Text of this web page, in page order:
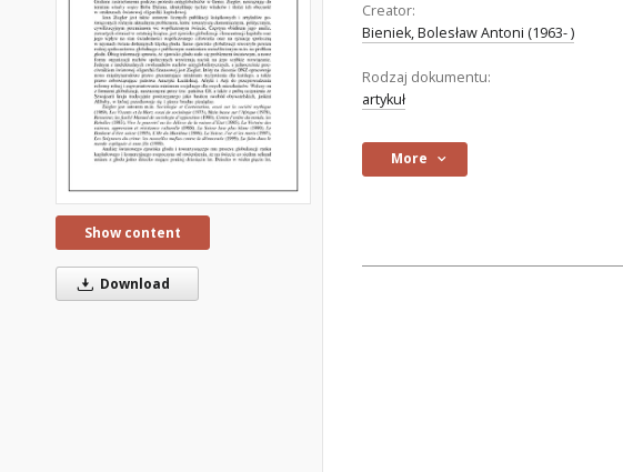
Show content
Download
Creator:
Bieniek, Bolesław Antoni (1963- )
Rodzaj dokumentu:
artykuł
More